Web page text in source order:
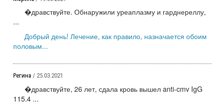
�дравствуйте. Обнаружили уреаплазму и гарднереллу,
...
Добрый день! Лечение, как правило, назначается обоим
половым...
Регина / 25.03.2021
�дравствуйте, 26 лет, сдала кровь вышел anti-cmv IgG
115.4 ...